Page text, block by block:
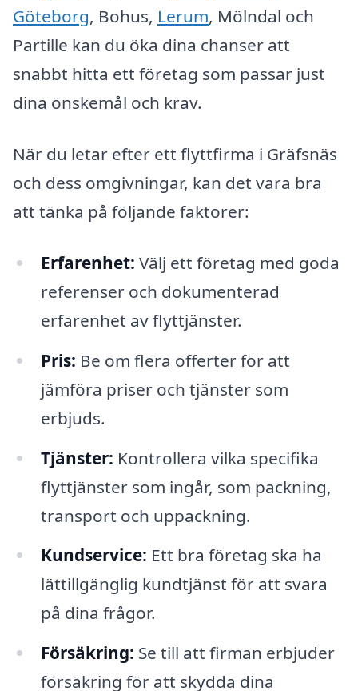
Göteborg, Bohus, Lerum, Mölndal och
Partille kan du öka dina chanser att
snabbt hitta ett företag som passar just
dina önskemål och krav.
När du letar efter ett flyttfirma i Gräfsnäs
och dess omgivningar, kan det vara bra
att tänka på följande faktorer:
Erfarenhet: Välj ett företag med goda
referenser och dokumenterad
erfarenhet av flyttjänster.
Pris: Be om flera offerter för att
jämföra priser och tjänster som
erbjuds.
Tjänster: Kontrollera vilka specifika
flyttjänster som ingår, som packning,
transport och uppackning.
Kundservice: Ett bra företag ska ha
lättillgänglig kundtjänst för att svara
på dina frågor.
Försäkring: Se till att firman erbjuder
försäkring för att skydda dina